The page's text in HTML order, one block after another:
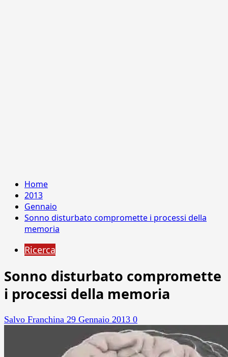
Home
2013
Gennaio
Sonno disturbato compromette i processi della
memoria
Ricerca
Sonno disturbato compromette
i processi della memoria
Salvo Franchina 29 Gennaio 2013 0